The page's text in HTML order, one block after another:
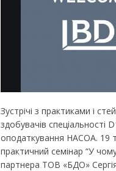
Зустрічі з практиками і
здобувачів спеціальності
оподаткування НАСОА. 19
практичний семінар “У
партнера ТОВ «БДО»